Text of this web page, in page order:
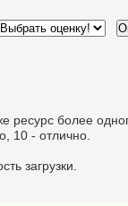
ресурс более
10 - отлично.
загрузки.